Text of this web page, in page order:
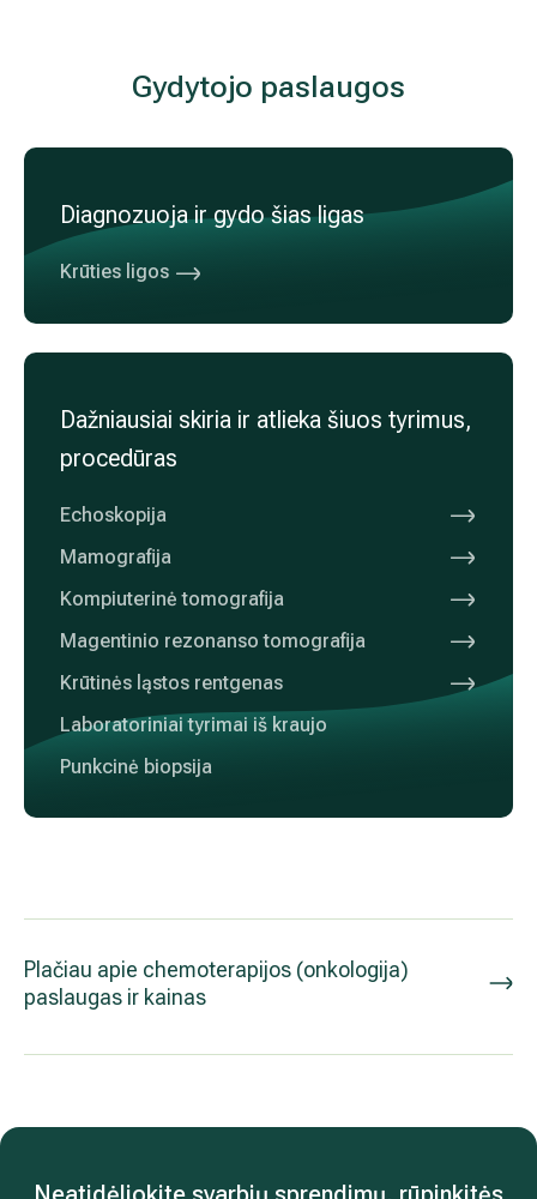
Puiki gydytoja. Esu dėkinga už priežiūrą onkologinės ligos
Gydytojo
Diagnozuoja ir gydo šias ligas
Krūties ligos
Echoskopija
Mamografija
Kompiuterinė tomografija
Laboratoriniai tyrimai iš kraujo